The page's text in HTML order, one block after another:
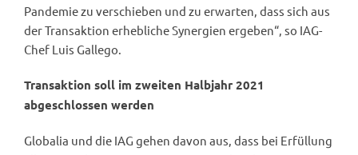
Pandemie zu verschieben und zu erwarten, dass sich aus
der Transaktion erhebliche Synergien ergeben“, so IAG-
Chef Luis Gallego.
Transaktion soll im zweiten Halbjahr 2021
abgeschlossen werden
Globalia und die IAG gehen davon aus, dass bei Erfüllung